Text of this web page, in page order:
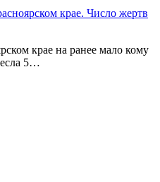
крае. Число жертв
крае на ранее мало кому
5…